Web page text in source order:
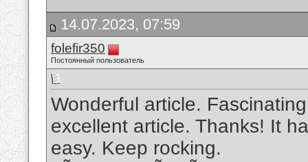
14.07.2023, 07:59
folefir350
Постоянный пользователь
Wonderful article.
excellent article. Thanks! It
easy. Keep rocking.